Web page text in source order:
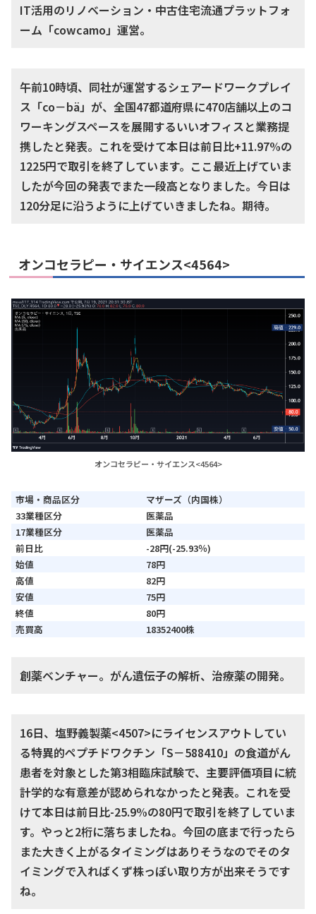
IT活用のリノベーション・中古住宅流通プラットフォ
ーム「cowcamo」運営。
午前10時頃、同社が運営するシェアードワークプレイ
ス「co－bä」が、全国47都道府県に470店舗以上のコ
ワーキングスペースを展開するいいオフィスと業務提
携したと発表。これを受けて本日は前日比+11.97%の
1225円で取引を終了しています。ここ最近上げていま
したが今回の発表でまた一段高となりました。今日は
120分足に沿うように上げていきましたね。期待。
オンコセラピー・サイエンス<4564>
オンコセラピー・サイエンス<4564>
市場・商品区分
マザーズ（内国株）
33業種区分
医薬品
17業種区分
医薬品
前日比
-28円(-25.93％)
始値
78円
高値
82円
安値
75円
終値
80円
売買高
18352400株
創薬ベンチャー。がん遺伝子の解析、治療薬の開発。
16日、塩野義製薬<4507>にライセンスアウトしてい
る特異的ペプチドワクチン「S－588410」の食道がん
患者を対象とした第3相臨床試験で、主要評価項目に統
計学的な有意差が認められなかったと発表。これを受
けて本日は前日比-25.9%の80円で取引を終了していま
す。やっと2桁に落ちましたね。今回の底まで行ったら
また大きく上がるタイミングはありそうなのでそのタ
イミングで入ればくず株っぽい取り方が出来そうです
ね。